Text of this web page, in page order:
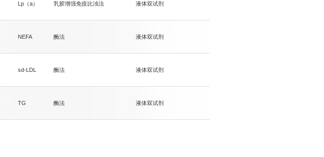
Lp（a） 乳胶增强免疫比浊法 液体双试剂
NEFA 酶法 液体双试剂
sd-LDL 酶法 液体双试剂
TG 酶法 液体双试剂